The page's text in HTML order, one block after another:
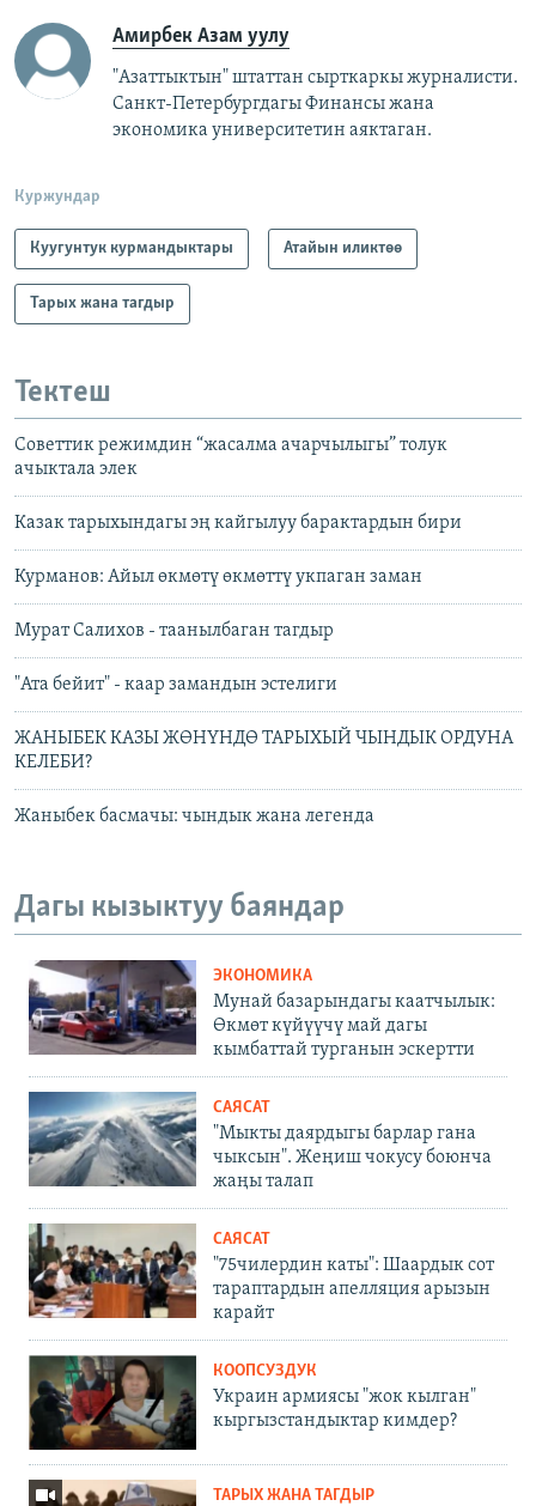
Амирбек Азам уулу
"Азаттыктын" штаттан сырткаркы журналисти.
Санкт-Петербургдагы Финансы жана
экономика университетин аяктаган.
Куржундар
Куугунтук курмандыктары Атайын иликтөө
Тарых жана тагдыр
Тектеш
Советтик режимдин “жасалма ачарчылыгы” толук
ачыктала элек
Казак тарыхындагы эң кайгылуу барактардын бири
Курманов: Айыл өкмөтү өкмөттү укпаган заман
Мурат Салихов - таанылбаган тагдыр
"Ата бейит" - каар замандын эстелиги
ЖАНЫБЕК КАЗЫ ЖӨНҮНДӨ ТАРЫХЫЙ ЧЫНДЫК ОРДУНА
КЕЛЕБИ?
Жаныбек басмачы: чындык жана легенда
Дагы кызыктуу баяндар
ЭКОНОМИКА
Мунай базарындагы каатчылык:
Өкмөт күйүүчү май дагы
кымбаттай турганын эскертти
САЯСАТ
"Мыкты даярдыгы барлар гана
чыксын". Жеңиш чокусу боюнча
жаңы талап
САЯСАТ
"75чилердин каты": Шаардык сот
тараптардын апелляция арызын
карайт
КООПСУЗДУК
Украин армиясы "жок кылган"
кыргызстандыктар кимдер?
ТАРЫХ ЖАНА ТАГДЫР